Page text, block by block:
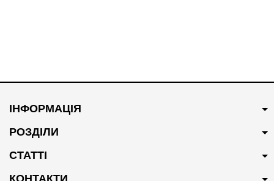
300 грн Купити
Патрубок системи
200 грн Купити
ІНФОРМАЦІЯ
РОЗДІЛИ
СТАТТІ